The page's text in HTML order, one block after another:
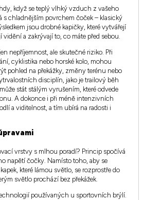
když se teplý vlhký vzduch z vašeho
s chladnějším povrchem čoček – klasický
jsou drobné kapičky, které vytvářejí
a zakrývají to, co máte před sebou.
nepříjemnost, ale skutečné riziko. Při
cyklistika nebo horské kolo, mohou
pohled na překážky, změny terénu nebo
disciplín, jako je trailový běh
stát stálým vyrušením, které odvede
A dokonce i při méně intenzivních
a viditelnost, a tím ubírá na radosti i
vrstvy s mlhou poradí? Princip spočívá
napětí čočky. Namísto toho, aby se
které lámou světlo, se rozprostře do
světlo prochází bez překážek.
používaných u sportovních brýlí.